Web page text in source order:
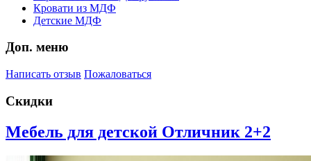
Кровати из МДФ
Детские МДФ
Доп. меню
Написать отзыв Пожаловаться
Скидки
Мебель для детской Отличник 2+2